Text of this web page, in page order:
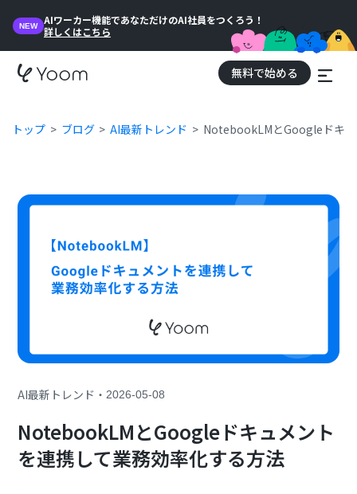
NEW
AIワーカー機能であなただけのAI社員をつくろう！
詳しくはこちら
無料で始める
トップ ブログ AI最新トレンド NotebookLMとGoogleドキ
AI最新トレンド ・2026-05-08
NotebookLMとGoogleドキュメント
を連携して業務効率化する方法